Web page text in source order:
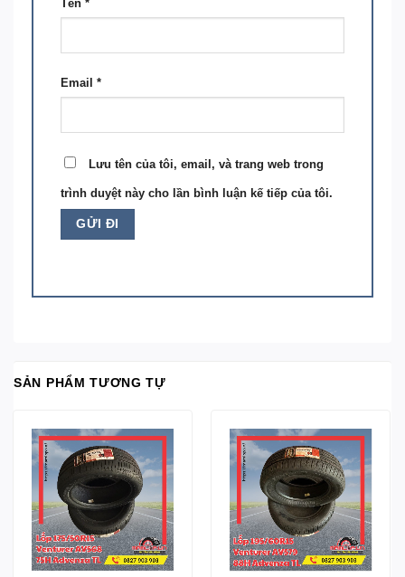
Tên *
Email *
Lưu tên của tôi, email, và trang web trong
trình duyệt này cho lần bình luận kế tiếp của tôi.
SẢN PHẨM TƯƠNG TỰ